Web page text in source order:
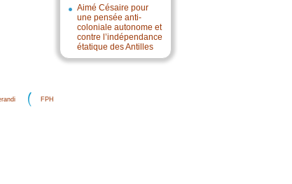
Aimé Césaire pour
une pensée anti-
coloniale autonome et
contre l’indépendance
étatique des Antilles
FPH